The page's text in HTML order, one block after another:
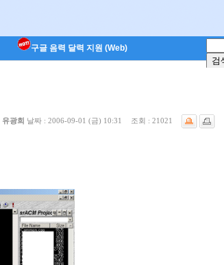
구글 음력 달력 지원 (Web)
유광희 날짜 : 2006-09-01 (금) 10:31 조회 : 21021